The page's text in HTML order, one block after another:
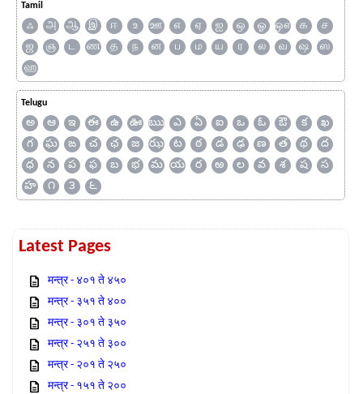
Tamil
ஃ அ ஆ இ ஈ உ ஊ எ ஏ ஐ ஒ ஓ ஔ க
ச
ஜ
ஞ ட ண த ந ன ப ம ய ர ல வ ஷ
ஸ
ஹ
Telugu
అ ఆ ఇ ఈ ఉ ఊ ఋ ఎ ఏ ఐ ఒ ఓ ఔ క
ఖ
గ
ఘ ఙ చ ఛ జ ఝ ట ఠ డ ఢ ణ త థ
ద
ధ
న ప ఫ బ భ మ య ర ఱ ల వ శ ష
స
హ
౧ ౩ ౬
Latest Pages
मन्त्र - ४०१ ते ४५०
मन्त्र - ३५१ ते ४००
मन्त्र - ३०१ ते ३५०
मन्त्र - २५१ ते ३००
मन्त्र - २०१ ते २५०
मन्त्र - १५१ ते २००